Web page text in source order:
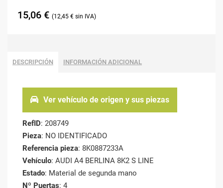
15,06 € 12,45 €
DESCRIPCIÓN INFORMACIÓN ADICIONAL
Ver vehículo de origen y sus piezas
RefID: 208749
Pieza: NO IDENTIFICADO
Referencia pieza: 8K0887233A
Vehículo: AUDI A4 BERLINA 8K2 S LINE
Estado: Material de segunda mano
Nº Puertas: 4